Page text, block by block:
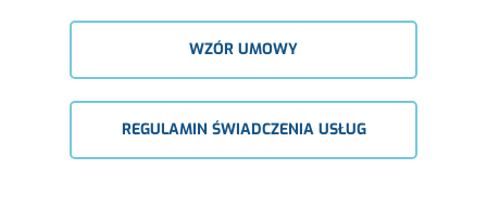
WZÓR UMOWY
REGULAMIN ŚWIADCZENIA USŁUG